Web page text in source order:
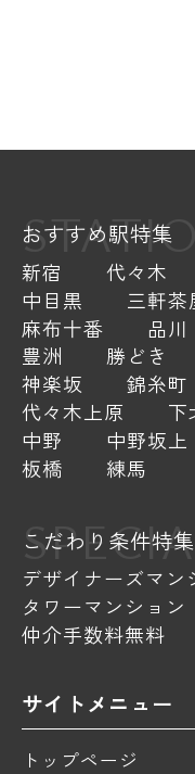
おすすめ駅特集
新宿 代々木
中目黒
三軒茶
麻布十番
品川
豊洲
勝どき
神楽坂
錦糸町
代々木上原
下
中野
中野坂上
板橋
練馬
SPECIAL
こだわり条件特集
デザイナーズマン
タワーマンション
仲介手数料無料
サイトメニュー
トップページ